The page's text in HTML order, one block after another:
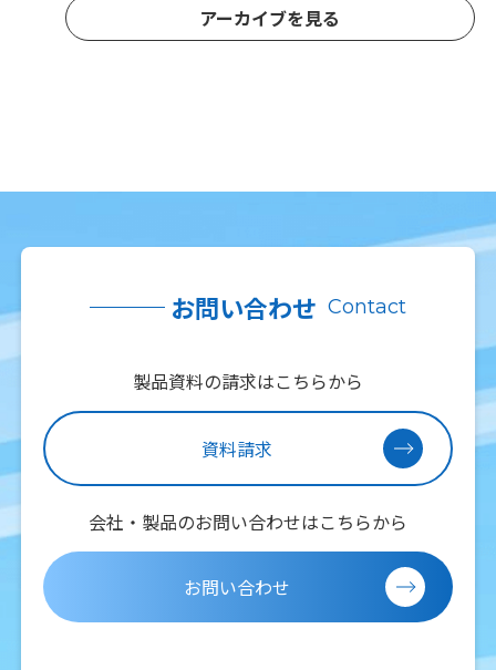
アーカイブを見る
お問い合わせ Contact
製品資料の請求はこちらから
資料請求
会社・製品のお問い合わせはこちらから
お問い合わせ